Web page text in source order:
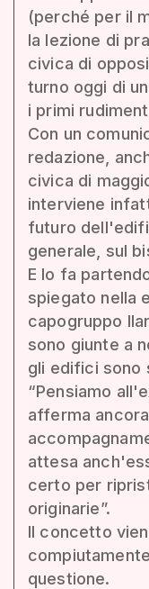
(perché per il
la lezione di
civica di
turno oggi di
i primi
Con un
redazione,
civica di
interviene
futuro
generale, sul
E lo fa
spiegato nella
capogruppo
sono giunte a
gli edifici sono
“Pensiamo
afferma
attesa
certo per
originarie”.
Il concetto
questione.